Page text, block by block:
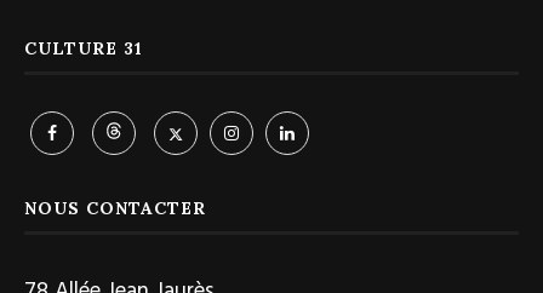
CULTURE 31
NOUS CONTACTER